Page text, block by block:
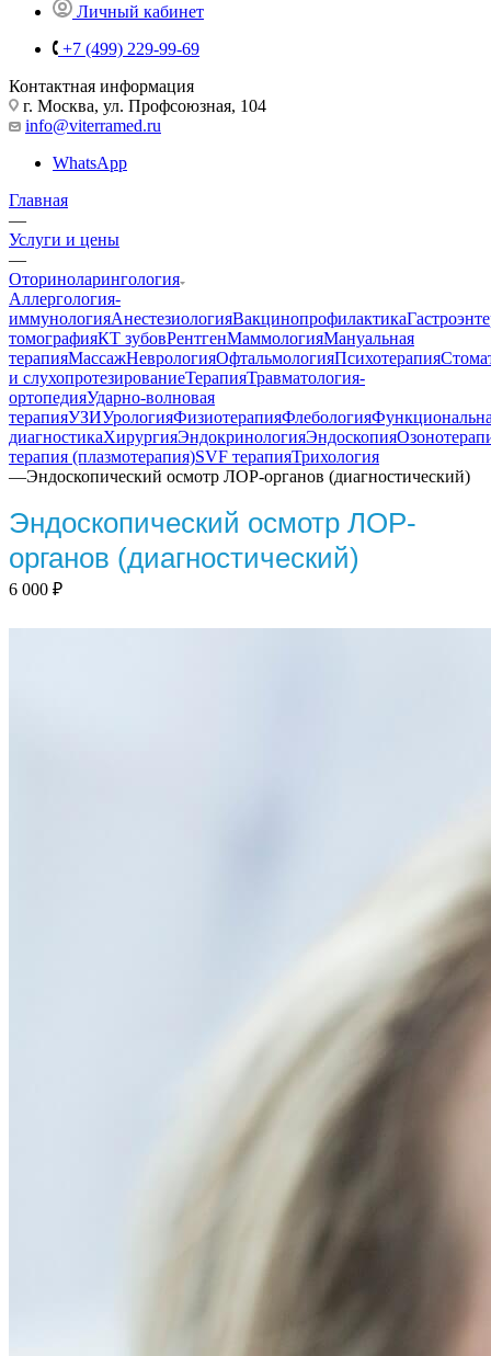
Личный кабинет
+7 (499) 229-99-69
Контактная информация
г. Москва, ул. Профсоюзная, 104
info@viterramed.ru
WhatsApp
Главная
—
Услуги и цены
—
Оториноларингология
Аллергология-
иммунологияАнестезиологияВакцинопрофилактика
томографияКТ зубовРентгенМаммологияМануальная
терапияМассажНеврологияОфтальмологияПсихотерапия
и слухопротезированиеТерапияТравматология-
ортопедияУдарно-волновая
терапияУЗИУрологияФизиотерапияФлебология
диагностикаХирургияЭндокринологияЭндоскопия
терапия (плазмотерапия)SVF терапияТрихология
—Эндоскопический осмотр ЛОР-органов (диагностический)
Эндоскопический осмотр ЛОР-
органов (диагностический)
6 000 ₽